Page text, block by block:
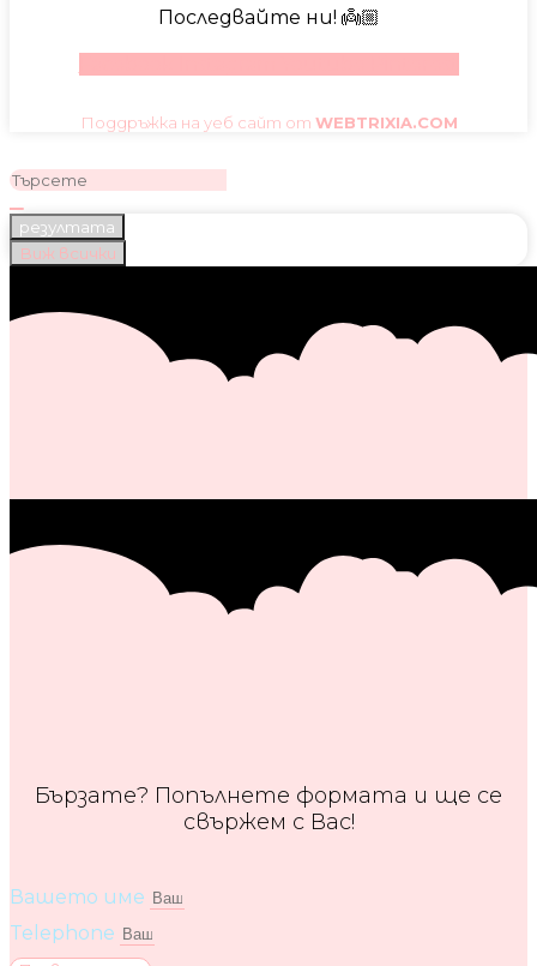
Последвайте ни! 👼🏼
Поддръжка на уеб сайт от WEBTRIXIA.COM
резултата
Виж всички
Бързате? Попълнете формата и ще се
свържем с Вас!
Вашето име
Telephone